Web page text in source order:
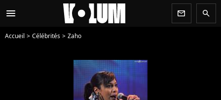
menu newsletter search
Accueil Célébrités Zaho